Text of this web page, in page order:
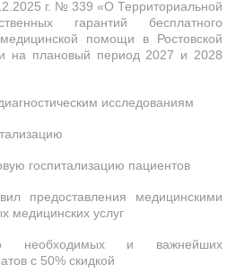
г. № 339 «О Территориальной
гарантий бесплатного
помощи в Ростовской
на плановый период 2027 и 2028
исследованиям
госпитализацию пациентов
предоставления медицинскими
медицинских услуг
необходимых и важнейших
с 50% скидкой